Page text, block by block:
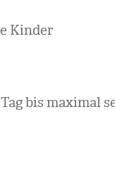
Kin­der
bis maxi­mal